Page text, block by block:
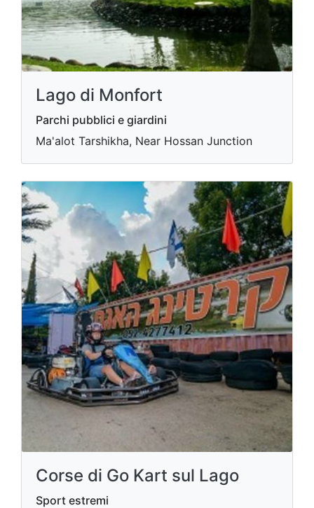
Lago di Monfort
Parchi pubblici e giardini
Ma'alot Tarshikha, Near Hossan Junction
Corse di Go Kart sul Lago
Sport estremi